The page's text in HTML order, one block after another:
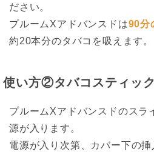
ださい。
プルームXアドバンスドは90分
約20本分のタバコを吸えます。
使い方②タバコスティッ
プルームXアドバンスドのスラ
源が入ります。
電源が入り次第、カバー下の